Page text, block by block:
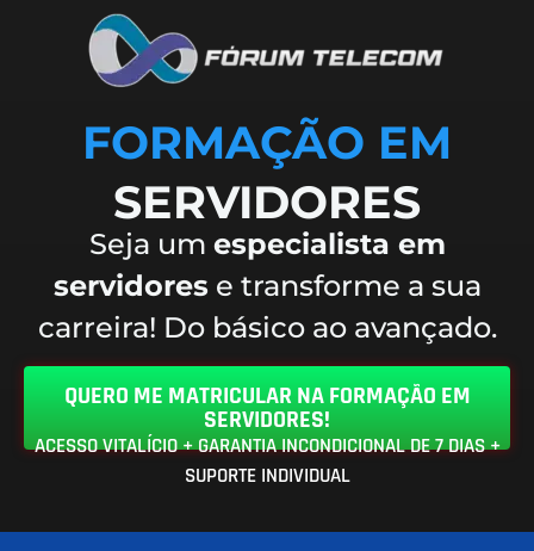
FORMAÇÃO EM
SERVIDORES
Seja um especialista em
servidores e transforme a sua
carreira! Do básico ao avançado.
QUERO ME MATRICULAR NA FORMAÇÃO EM
SERVIDORES!
ACESSO VITALÍCIO + GARANTIA INCONDICIONAL DE 7 DIAS +
SUPORTE INDIVIDUAL